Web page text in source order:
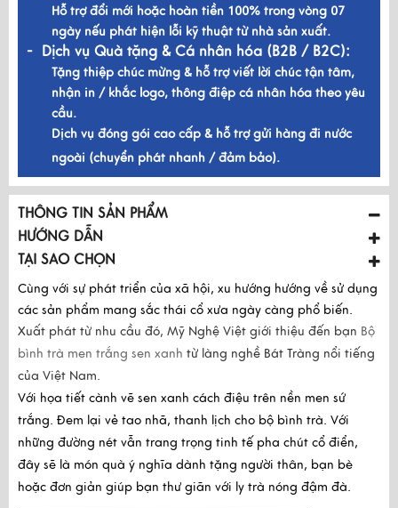
Hỗ trợ đổi mới hoặc hoàn tiền 100% trong vòng 07
ngày nếu phát hiện lỗi kỹ thuật từ nhà sản xuất.
- Dịch vụ Quà tặng & Cá nhân hóa (B2B / B2C):
Tặng thiệp chúc mừng & hỗ trợ viết lời chúc tận tâm,
nhận in / khắc logo, thông điệp cá nhân hóa theo yêu
cầu.
Dịch vụ đóng gói cao cấp & hỗ trợ gửi hàng đi nước
ngoài (chuyển phát nhanh / đảm bảo).
THÔNG TIN SẢN PHẨM
HƯỚNG DẪN
TẠI SAO CHỌN
Cùng với sự phát triển của xã hội, xu hướng hướng về sử dụng
các sản phẩm mang sắc thái cổ xưa ngày càng phổ biến.
Xuất phát từ nhu cầu đó, Mỹ Nghệ Việt giới thiệu đến bạn Bộ
bình trà men trắng sen xanh từ làng nghề Bát Tràng nổi tiếng
của Việt Nam.
Với họa tiết cành vẽ sen xanh cách điệu trên nền men sứ
trắng. Đem lại vẻ tao nhã, thanh lịch cho bộ bình trà. Với
những đường nét vẫn trang trọng tinh tế pha chút cổ điển,
đây sẽ là món quà ý nghĩa dành tặng người thân, bạn bè
hoặc đơn giản giúp bạn thư giãn với ly trà nóng đậm đà.